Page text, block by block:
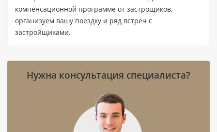
Статус: новостройка; передача
объекта — IV квартал 2027 года.
(DIP1/2), Дубай; до метро Jumeirah Golf
Estates — 1,4 км.
аэропорта — 21,9 км.
Девелопер:
Проекты застройщика
компенсационной программе от застрощиков,
организуем вашу поездку и ряд встреч с
застройщиками.
Нужна консультация специалиста?